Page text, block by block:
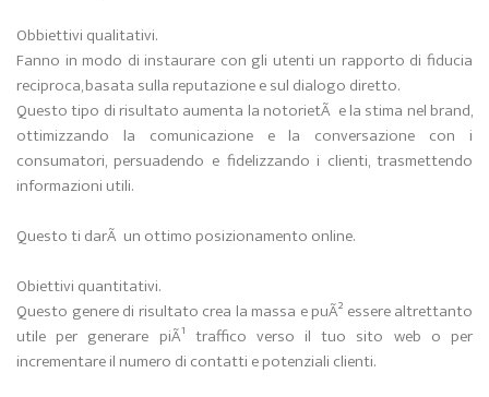
Obbiettivi qualitativi.
Fanno in modo di instaurare con gli utenti un rapporto di fiducia
reciproca, basata sulla reputazione e sul dialogo diretto.
Questo tipo di risultato aumenta la notorietÃ e la stima nel brand,
ottimizzando la comunicazione e la conversazione con i
consumatori, persuadendo e fidelizzando i clienti, trasmettendo
informazioni utili.
Questo ti darÃ un ottimo posizionamento online.
Obiettivi quantitativi.
Questo genere di risultato crea la massa e puÃ² essere altrettanto
utile per generare piÃ¹ traffico verso il tuo sito web o per
incrementare il numero di contatti e potenziali clienti.